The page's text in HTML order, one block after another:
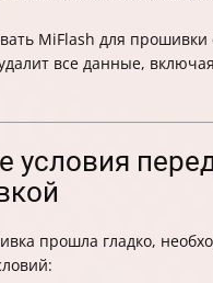
MiFlash для прошивки
все данные,
условия
прошла гладко,